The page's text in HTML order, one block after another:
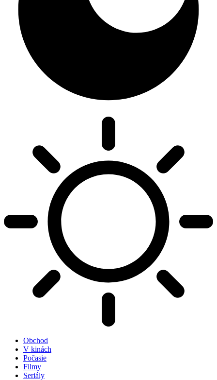
Obchod
V kinách
Počasie
Filmy
Seriály